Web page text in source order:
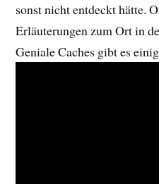
sonst nicht entdeckt hätte.
Erläuterungen zum Ort in
Geniale Caches gibt es